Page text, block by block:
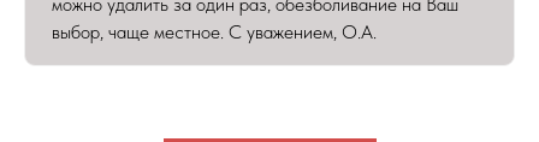
выбор, чаще местное. С уважением, О.А.